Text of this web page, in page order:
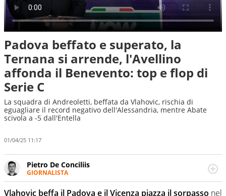
Padova beffato e superato, la
Ternana si arrende, l'Avellino
affonda il Benevento: top e flop di
Serie C
La squadra di Andreoletti, beffata da Vlahovic, rischia di
eguagliare il record negativo dell'Alessandria, mentre Abate
scivola a -5 dall'Entella
01/04/25 11:17
Pietro De Conciliis
GIORNALISTA
Giornalista pubblicista e speaker radiofonico, per Virgilio
Sport si occupa di calcio con uno sguardo attento e
Vlahovic beffa il Padova e il Vicenza piazza il sorpasso nel